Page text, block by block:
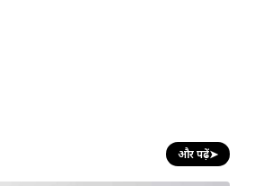
और पढ़ें➤